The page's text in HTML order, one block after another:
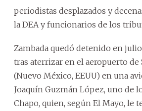
periodistas desplazados y
la DEA y funcionarios de los
Zambada quedó detenido en
tras aterrizar en el aeropuerto de
(Nuevo México, EEUU) en una
Joaquín Guzmán López, uno de
Chapo, quien, según El Mayo, le